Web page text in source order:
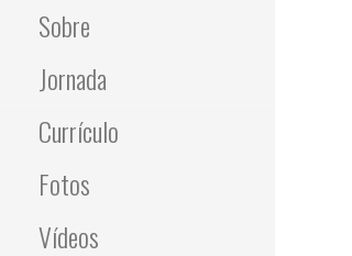
Sobre
Jornada
Currículo
Fotos
Vídeos